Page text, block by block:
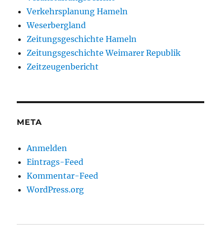
Verkehrsplanung Hameln
Weserbergland
Zeitungsgeschichte Hameln
Zeitungsgeschichte Weimarer Republik
Zeitzeugenbericht
META
Anmelden
Eintrags-Feed
Kommentar-Feed
WordPress.org